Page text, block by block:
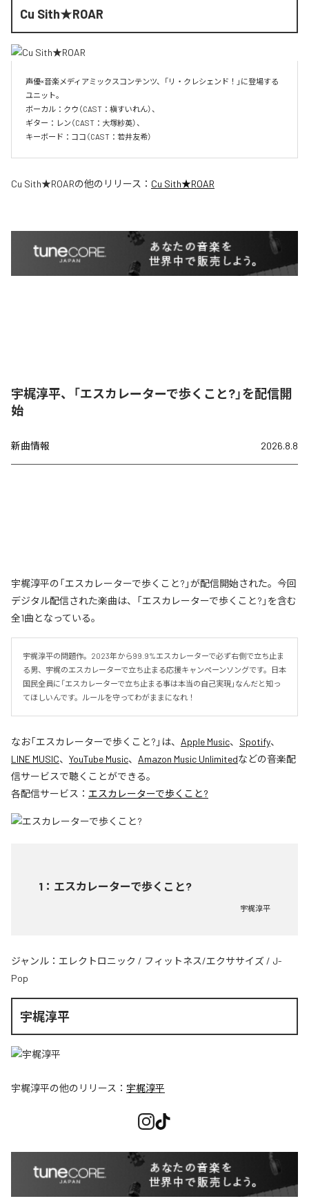
Cu Sith★ROAR
声優×音楽メディアミックスコンテンツ、「リ・クレシェンド！」に登場する
ユニット。
ボーカル：クウ（CAST：槇すいれん）、
ギター：レン（CAST：大塚紗英）、
キーボード：ココ（CAST：若井友希）
Cu Sith★ROARの他のリリース： Cu Sith★ROAR
宇梶淳平、「エスカレーターで歩くこと?」を配信開
始
新曲情報 2026.8.8
宇梶淳平の「エスカレーターで歩くこと?」が配信開始された。今回
デジタル配信された楽曲は、「エスカレーターで歩くこと?」を含む
全1曲となっている。
宇梶淳平の問題作。2023年から99.9%エスカレーターで必ず右側で立ち止ま
る男、宇梶のエスカレーターで立ち止まる応援キャンペーンソングです。日本
国民全員に「エスカレーターで立ち止まる事は本当の自己実現」なんだと知っ
てほしいんです。ルールを守ってわがままになれ！
なお「エスカレーターで歩くこと? 」は、 Apple Music、 Spotify、
LINE MUSIC、 YouTube Music、 Amazon Music Unlimitedなどの音楽配
信サービスで聴くことができる。
各配信サービス： エスカレーターで歩くこと?
1 ： エスカレーターで歩くこと?
宇梶淳平
ジャンル： エレクトロニック / フィットネス/エクササイズ / J-
Pop
宇梶淳平
宇梶淳平の他のリリース： 宇梶淳平